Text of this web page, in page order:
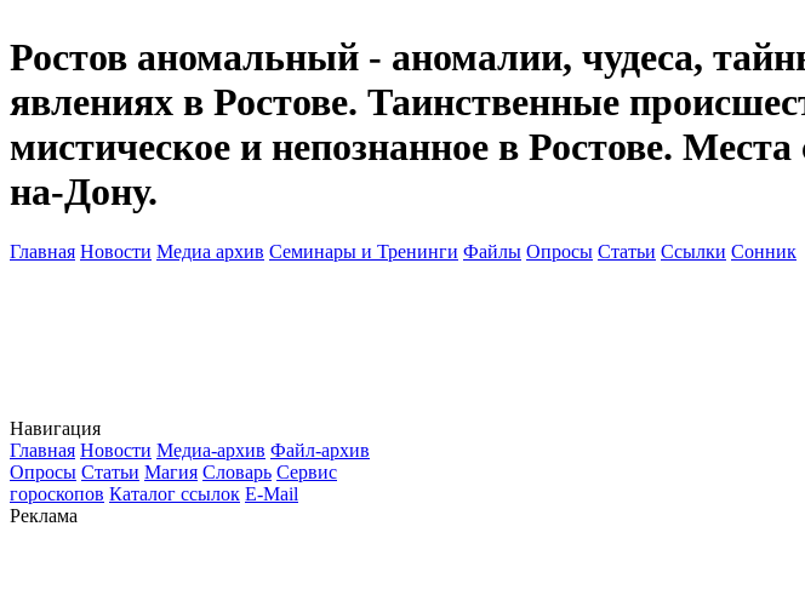
Ростов аномальный - аномалии, чудеса,
явлениях в Ростове. Таинственные
мистическое и непознанное в Ростове.
на-Дону.
Главная Новости Медиа архив Семинары и Тренинги Файлы Опросы Статьи Ссылки Сонник
Навигация
Главная Новости Медиа-архив Файл-архив
Опросы Статьи Магия Словарь Сервис
гороскопов Каталог ссылок E-Mail
Реклама